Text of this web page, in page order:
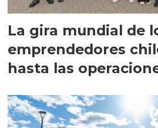
La gira mundial de
emprendedores
hasta las